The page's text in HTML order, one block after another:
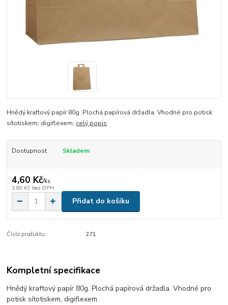
Hnědý kraftový papír 80g. Plochá papírová držadla. Vhodné pro potisk
sítotiskem, digiflexem. celý popis
Dostupnost Skladem
4,60 Kč/ks
3,80 Kč bez DPH
Přidat do košíku
Číslo produktu: 271
Kompletní specifikace
Hnědý kraftový papír 80g. Plochá papírová držadla. Vhodné pro
potisk sítotiskem, digiflexem.